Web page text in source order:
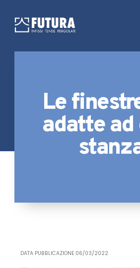
Le
adatte ad
DATA PUBBLICAZIONE:06/03/2022